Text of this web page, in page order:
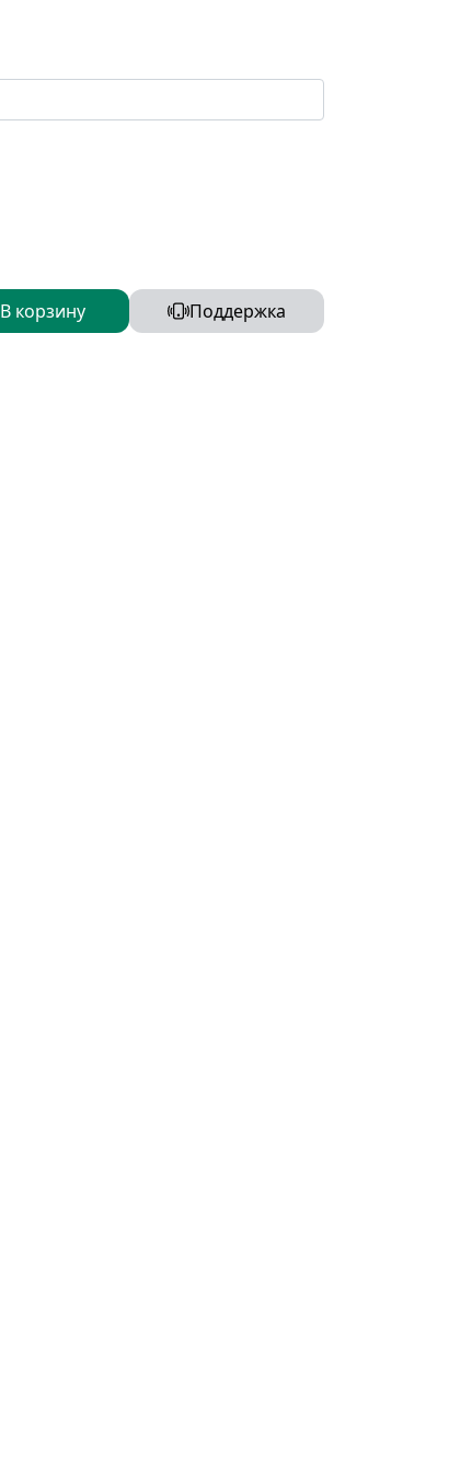
В корзину Поддержка